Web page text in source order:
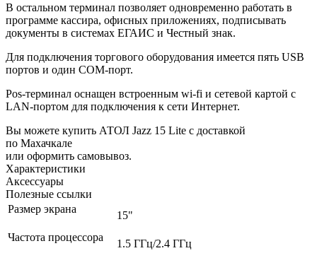
В остальном терминал позволяет одновременно работать в
программе кассира, офисных приложениях, подписывать
документы в системах ЕГАИС и Честный знак.
Для подключения торгового оборудования имеется пять USB
портов и один COM-порт.
Pos-терминал оснащен встроенным wi-fi и сетевой картой с
LAN-портом для подключения к сети Интернет.
Вы можете купить АТОЛ Jazz 15 Lite с доставкой
по Махачкале
или оформить самовывоз.
Характеристики
Аксессуары
Полезные ссылки
Размер экрана
15"
Частота процессора
1.5 ГГц/2.4 ГГц